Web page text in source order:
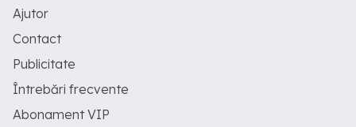
Ajutor
Contact
Publicitate
Întrebări frecvente
Abonament VIP